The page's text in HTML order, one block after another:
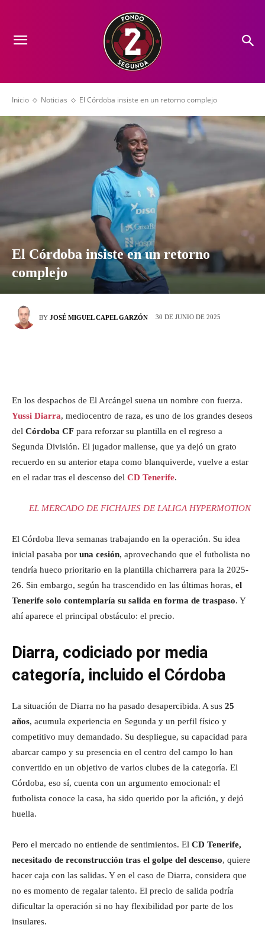
Inicio Noticias El Córdoba insiste en un retorno complejo
El Córdoba insiste en un retorno
complejo
BY JOSÉ MIGUEL CAPEL GARZÓN 30 DE JUNIO DE 2025
En los despachos de El Arcángel suena un nombre con fuerza.
Yussi Diarra, mediocentro de raza, es uno de los grandes deseos
del Córdoba CF para reforzar su plantilla en el regreso a
Segunda División. El jugador maliense, que ya dejó un grato
recuerdo en su anterior etapa como blanquiverde, vuelve a estar
en el radar tras el descenso del CD Tenerife.
EL MERCADO DE FICHAJES DE LALIGA HYPERMOTION
El Córdoba lleva semanas trabajando en la operación. Su idea
inicial pasaba por una cesión, aprovechando que el futbolista no
tendría hueco prioritario en la plantilla chicharrera para la 2025-
26. Sin embargo, según ha trascendido en las últimas horas, el
Tenerife solo contemplaría su salida en forma de traspaso. Y
ahí aparece el principal obstáculo: el precio.
Diarra, codiciado por media
categoría, incluido el Córdoba
La situación de Diarra no ha pasado desapercibida. A sus 25
años, acumula experiencia en Segunda y un perfil físico y
competitivo muy demandado. Su despliegue, su capacidad para
abarcar campo y su presencia en el centro del campo lo han
convertido en un objetivo de varios clubes de la categoría. El
Córdoba, eso sí, cuenta con un argumento emocional: el
futbolista conoce la casa, ha sido querido por la afición, y dejó
huella.
Pero el mercado no entiende de sentimientos. El CD Tenerife,
necesitado de reconstrucción tras el golpe del descenso, quiere
hacer caja con las salidas. Y en el caso de Diarra, considera que
no es momento de regalar talento. El precio de salida podría
dificultar la operación si no hay flexibilidad por parte de los
insulares.